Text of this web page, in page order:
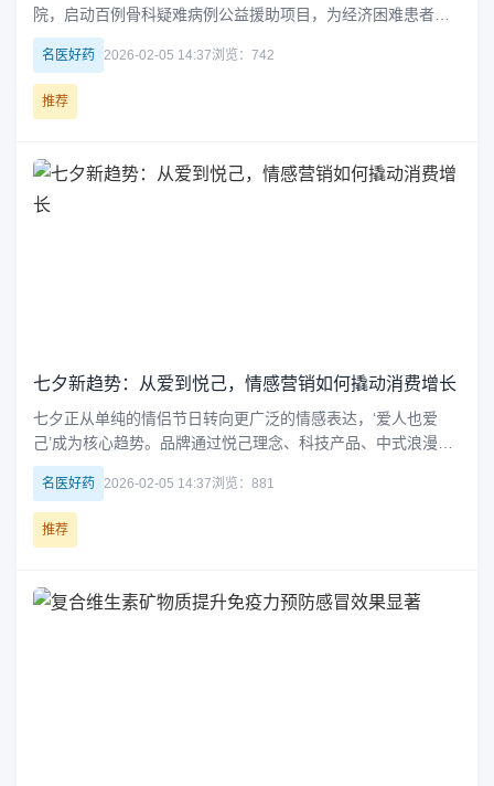
院，启动百例骨科疑难病例公益援助项目，为经济困难患者提
供手术治疗及资金支持，缓解就医负担，提升区域骨科诊疗水
平。
名医好药 2026-02-05 14:37浏览：742
推荐
七夕新趋势：从爱到悦己，情感营销如何撬动消费增长
七夕正从单纯的情侣节日转向更广泛的情感表达，‘爱人也爱
己’成为核心趋势。品牌通过悦己理念、科技产品、中式浪漫、
短剧内容与情绪共鸣等策略，成功激发消费者情感需求，实现
销量与品牌声量的双重提升。
名医好药 2026-02-05 14:37浏览：881
推荐